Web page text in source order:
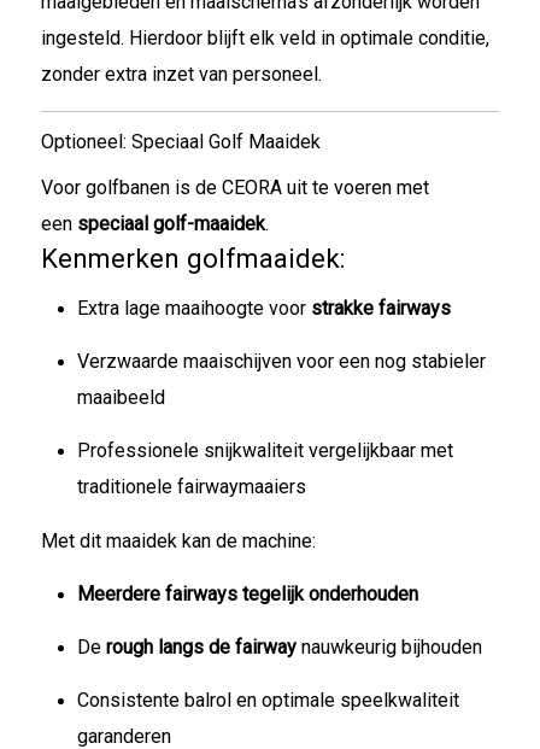
ingesteld. Hierdoor blijft elk veld in optimale conditie,
zonder extra inzet van personeel.
Optioneel: Speciaal Golf Maaidek
Voor golfbanen is de CEORA uit te voeren met
een speciaal golf-maaidek.
Kenmerken golfmaaidek:
Extra lage maaihoogte voor strakke fairways
Verzwaarde maaischijven voor een nog stabieler
maaibeeld
Professionele snijkwaliteit vergelijkbaar met
traditionele fairwaymaaiers
Met dit maaidek kan de machine:
Meerdere fairways tegelijk onderhouden
De rough langs de fairwaynauwkeurig bijhouden
Consistente balrol en optimale speelkwaliteit
garanderen